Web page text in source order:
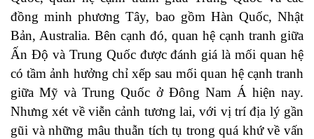
đồng minh phương Tây, bao gồm Hàn Quốc, Nhật
Bản, Australia. Bên cạnh đó, quan hệ cạnh tranh giữa
Ấn Độ và Trung Quốc được đánh giá là mối quan hệ
có tầm ảnh hưởng chỉ xếp sau mối quan hệ cạnh tranh
giữa Mỹ và Trung Quốc ở Đông Nam Á hiện nay.
Nhưng xét về viễn cảnh tương lai, với vị trí địa lý gần
gũi và những mâu thuẫn tích tụ trong quá khứ về vấn